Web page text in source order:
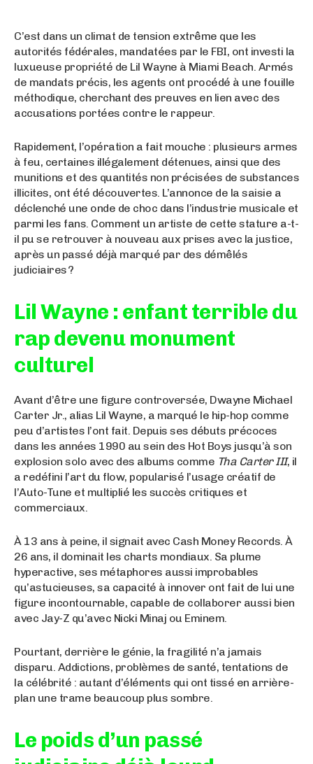
C’est dans un climat de tension extrême que les
autorités fédérales, mandatées par le FBI, ont investi la
luxueuse propriété de Lil Wayne à Miami Beach. Armés
de mandats précis, les agents ont procédé à une fouille
méthodique, cherchant des preuves en lien avec des
accusations portées contre le rappeur.
Rapidement, l’opération a fait mouche : plusieurs armes
à feu, certaines illégalement détenues, ainsi que des
munitions et des quantités non précisées de substances
illicites, ont été découvertes. L’annonce de la saisie a
déclenché une onde de choc dans l’industrie musicale et
parmi les fans. Comment un artiste de cette stature a-t-
il pu se retrouver à nouveau aux prises avec la justice,
après un passé déjà marqué par des démêlés
judiciaires ?
Lil Wayne : enfant terrible du
rap devenu monument
culturel
Avant d’être une figure controversée, Dwayne Michael
Carter Jr., alias Lil Wayne, a marqué le hip-hop comme
peu d’artistes l’ont fait. Depuis ses débuts précoces
dans les années 1990 au sein des Hot Boys jusqu’à son
explosion solo avec des albums comme Tha Carter III, il
a redéfini l’art du flow, popularisé l’usage créatif de
l’Auto-Tune et multiplié les succès critiques et
commerciaux.
À 13 ans à peine, il signait avec Cash Money Records. À
26 ans, il dominait les charts mondiaux. Sa plume
hyperactive, ses métaphores aussi improbables
qu’astucieuses, sa capacité à innover ont fait de lui une
figure incontournable, capable de collaborer aussi bien
avec Jay-Z qu’avec Nicki Minaj ou Eminem.
Pourtant, derrière le génie, la fragilité n’a jamais
disparu. Addictions, problèmes de santé, tentations de
la célébrité : autant d’éléments qui ont tissé en arrière-
plan une trame beaucoup plus sombre.
Le poids d’un passé